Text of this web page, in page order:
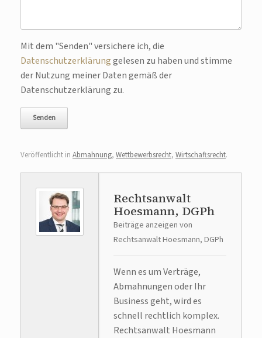
Bitte lasse dieses Feld leer.
Mit dem "Senden" versichere ich, die
Datenschutzerklärunggelesen zu haben und stimme
der Nutzung meiner Daten gemäß der
Datenschutzerklärung zu.
Veröffentlicht in Abmahnung, Wettbewerbsrecht, Wirtschaftsrecht.
Rechtsanwalt
Hoesmann, DGPh
Beiträge anzeigen von
Rechtsanwalt Hoesmann, DGPh
Wenn es um Verträge,
Abmahnungen oder Ihr
Business geht, wird es
schnell rechtlich komplex.
Rechtsanwalt Hoesmann